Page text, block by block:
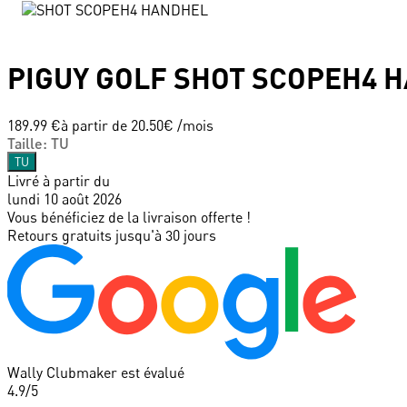
PIGUY GOLF SHOT SCOPEH4
189.99 €à partir de 20.50€ /mois
Taille: TU
TU
Livré à partir du
lundi 10 août 2026
Vous bénéficiez de la livraison offerte !
Retours gratuits jusqu'à 30 jours
Wally Clubmaker est évalué
4.9/5